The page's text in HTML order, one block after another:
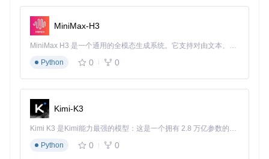
⚠️ 注意事项：确保系统已安装DirectX SDK和OpenCV 4.5+，
推荐使用Windows 10 20H2以上版本获得最佳性能
2. 系统配置阶段
通过[src/UI/WindowMain.ui]图形界面完成基础配置：
账号管理：在"账号设置"面板导入[doc/salt.json]凭证文件
监控配置：设置ROI区域（推荐1280×720px以上分辨率）
识别参数：调整"灵敏度"滑块至70-80%区间（平衡识别速
度与准确率）
MiniMax-H3
MiniMax H3 是一个通用的全模态生成系统。它支持对由文本、图像、视频和音频组成的多模态上下文进行统一理解，并能生成分辨率高达 2K、时长可达 15 秒的带原生立体声音频的视频。得益于面向任务泛化的系统设计，H3 在预训练阶段就已具备广泛的多模态上下文理解与生成能力，能够出色地执行复杂的多模态指令。
Python
0 0
Kimi-K3
Kimi K3 是Kimi能力最强的模型：这是一个拥有 2.8 万亿参数的混合专家（MoE）模型，具备原生视觉理解能力，并支持 100 万 token 的上下文窗口。
Python
0 0